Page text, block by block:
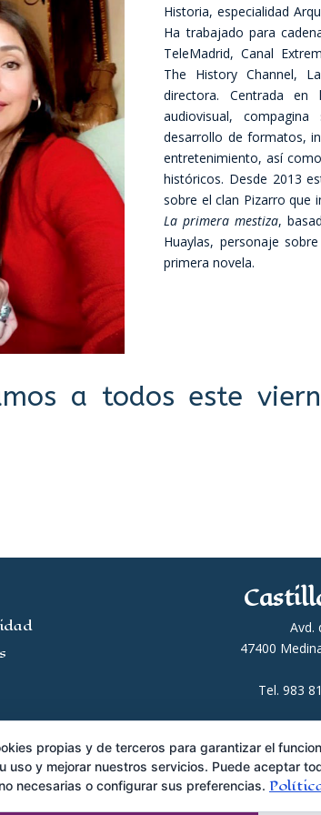
Historia, especialidad
Ha trabajado para
TeleMadrid, Canal
The History Channel,
directora. Centrada en
audiovisual,
desarrollo de formatos,
entretenimiento, así
históricos. Desde 2013
sobre el clan Pizarro que
La primera mestiza,
Huaylas, personaje
primera novela.
a todos este
Avd.
47400
Tel. 983
· www.astermagonia.com
propias y de terceros para garantizar el
uso y mejorar nuestros servicios. Puede aceptar
necesarias o configurar sus preferencias.